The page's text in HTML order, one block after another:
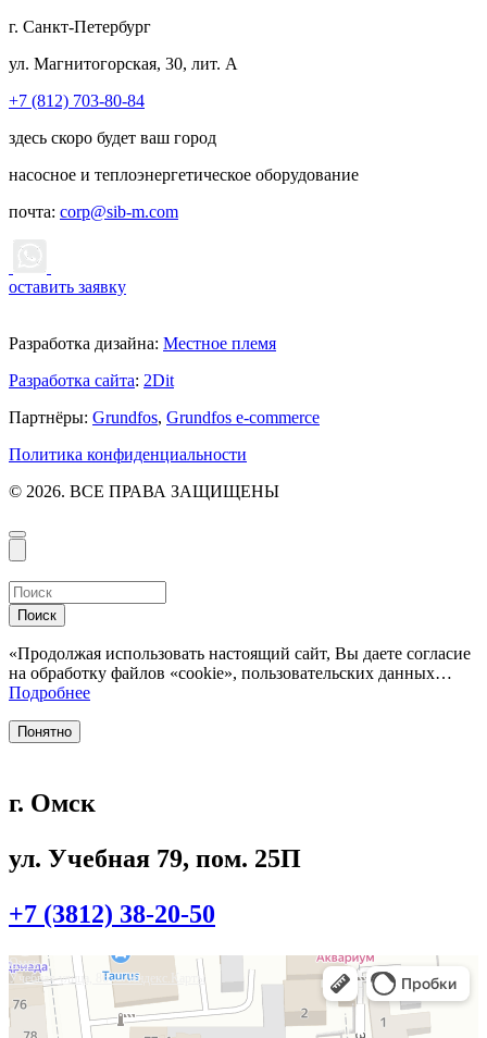
г. Санкт-Петербург
ул. Магнитогорская, 30, лит. А
+7 (812) 703-80-84
здесь скоро будет ваш город
насосное и теплоэнергетическое оборудование
почта: corp@sib-m.com
оставить заявку
Разработка дизайна: Местное племя
Разработка сайта: 2Dit
Партнёры: Grundfos, Grundfos e-commerce
Политика конфиденциальности
© 2026. ВСЕ ПРАВА ЗАЩИЩЕНЫ
Поиск
«Продолжая использовать настоящий сайт, Вы даете согласие
на обработку файлов «cookie», пользовательских данных…
Подробнее
Понятно
г. Омск
ул. Учебная 79, пом. 25П
+7 (3812) 38-20-50
Омск
Учебная улица, 86 — Яндекс.Карты